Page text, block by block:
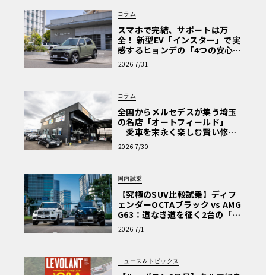
コラム
スマホで完結、サポートは万
全！ 新型EV「インスター」で実
感するヒョンデの「4つの安心」
【第1回・ヒョンデ6つの疑問：
Why? Hyundai?】〈PR〉
2026 7/31
コラム
全国からメルセデスが集う埼玉
の名店「オートフィールド」─
─愛車を末永く楽しむ賢い修理
術と、プロがフックス製オイル
を選ぶ理由〈PR〉
2026 7/30
国内試乗
【究極のSUV比較試乗】ディフ
ェンダーOCTAブラック vs AMG
G63：道なき道を征く2台の「対
極的アプローチ」
2026 7/1
ニュース＆トピックス